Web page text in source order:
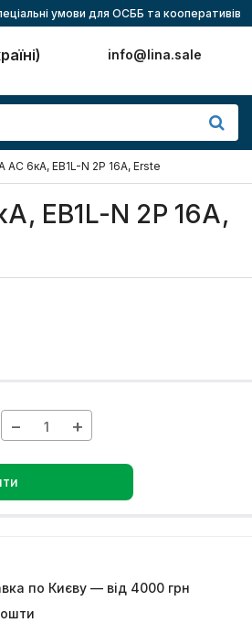
умови для ОСББ та кооперативів
info@lina.sale
6кА, EB1L-N 2P 16A, Erste
EB1L-N 2P 16A,
− +
по Києву — від 4000 грн